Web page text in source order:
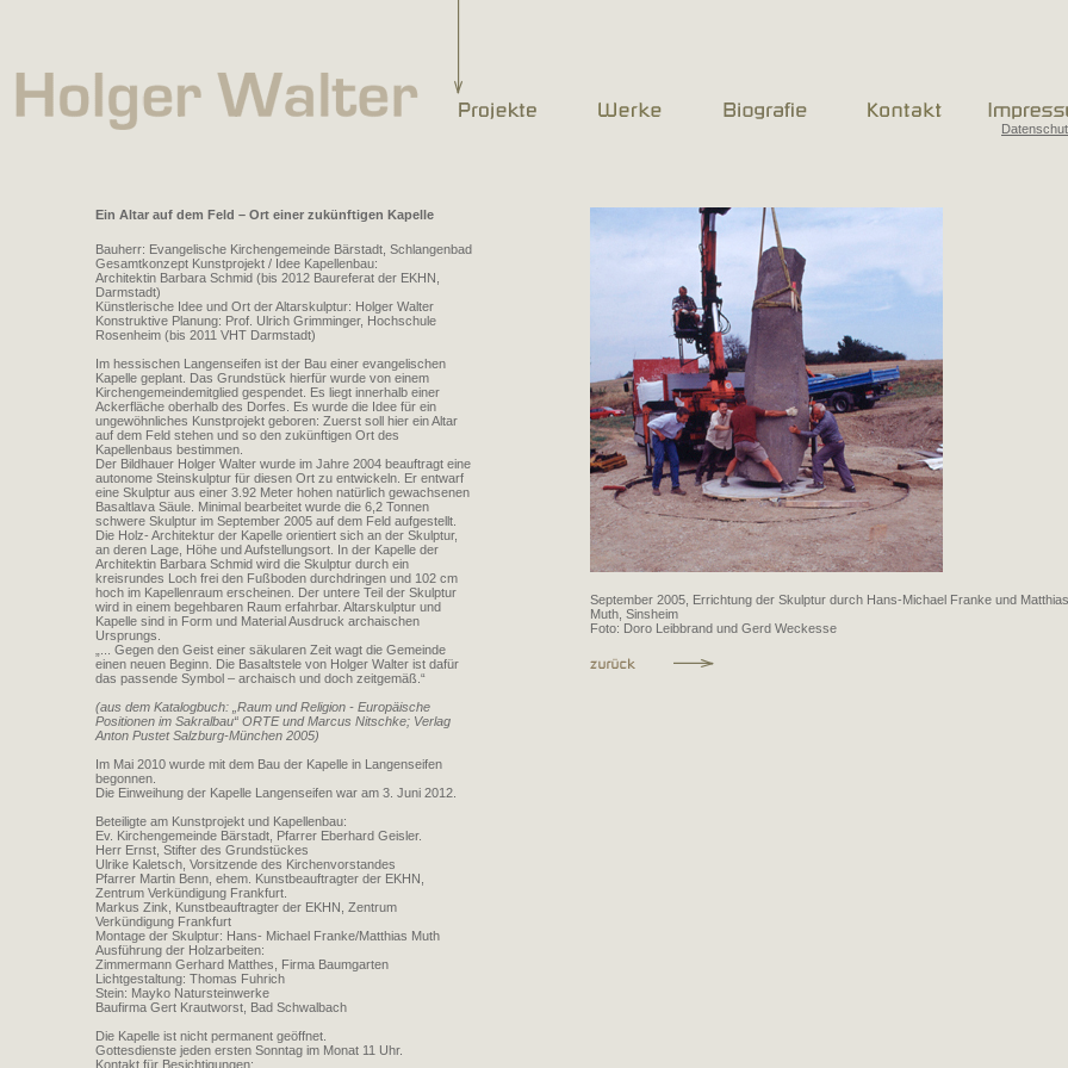
Ein Altar auf dem Feld – Ort einer zukünftigen Kapelle
Bauherr: Evangelische Kirchengemeinde Bärstadt, Schlangenbad
Gesamtkonzept Kunstprojekt / Idee Kapellenbau:
Architektin Barbara Schmid (bis 2012 Baureferat der EKHN,
Darmstadt)
Künstlerische Idee und Ort der Altarskulptur: Holger Walter
Konstruktive Planung: Prof. Ulrich Grimminger, Hochschule
Rosenheim (bis 2011 VHT Darmstadt)
Im hessischen Langenseifen ist der Bau einer evangelischen
Kapelle geplant. Das Grundstück hierfür wurde von einem
Kirchengemeindemitglied gespendet. Es liegt innerhalb einer
Ackerfläche oberhalb des Dorfes. Es wurde die Idee für ein
ungewöhnliches Kunstprojekt geboren: Zuerst soll hier ein Altar
auf dem Feld stehen und so den zukünftigen Ort des
Kapellenbaus bestimmen.
Der Bildhauer Holger Walter wurde im Jahre 2004 beauftragt eine
autonome Steinskulptur für diesen Ort zu entwickeln. Er entwarf
eine Skulptur aus einer 3.92 Meter hohen natürlich gewachsenen
Basaltlava Säule. Minimal bearbeitet wurde die 6,2 Tonnen
schwere Skulptur im September 2005 auf dem Feld aufgestellt.
Die Holz- Architektur der Kapelle orientiert sich an der Skulptur,
an deren Lage, Höhe und Aufstellungsort. In der Kapelle der
Architektin Barbara Schmid wird die Skulptur durch ein
kreisrundes Loch frei den Fußboden durchdringen und 102 cm
hoch im Kapellenraum erscheinen. Der untere Teil der Skulptur
wird in einem begehbaren Raum erfahrbar. Altarskulptur und
Kapelle sind in Form und Material Ausdruck archaischen
Ursprungs.
„... Gegen den Geist einer säkularen Zeit wagt die Gemeinde
einen neuen Beginn. Die Basaltstele von Holger Walter ist dafür
das passende Symbol – archaisch und doch zeitgemäß.“
(aus dem Katalogbuch: „Raum und Religion - Europäische
Positionen im Sakralbau“ ORTE und Marcus Nitschke; Verlag
Anton Pustet Salzburg-München 2005)
Im Mai 2010 wurde mit dem Bau der Kapelle in Langenseifen
begonnen.
Die Einweihung der Kapelle Langenseifen war am 3. Juni 2012.
Beteiligte am Kunstprojekt und Kapellenbau:
Ev. Kirchengemeinde Bärstadt, Pfarrer Eberhard Geisler.
Herr Ernst, Stifter des Grundstückes
Ulrike Kaletsch, Vorsitzende des Kirchenvorstandes
Pfarrer Martin Benn, ehem. Kunstbeauftragter der EKHN,
Zentrum Verkündigung Frankfurt.
Markus Zink, Kunstbeauftragter der EKHN, Zentrum
Verkündigung Frankfurt
Montage der Skulptur: Hans- Michael Franke/Matthias Muth
Ausführung der Holzarbeiten:
Zimmermann Gerhard Matthes, Firma Baumgarten
Lichtgestaltung: Thomas Fuhrich
Stein: Mayko Natursteinwerke
Baufirma Gert Krautworst, Bad Schwalbach
Die Kapelle ist nicht permanent geöffnet.
Gottesdienste jeden ersten Sonntag im Monat 11 Uhr.
Kontakt für Besichtigungen:
September 2005, Errichtung der Skulptur durch Hans-Michael Franke und Matthias
Muth, Sinsheim
Foto: Doro Leibbrand und Gerd Weckesse